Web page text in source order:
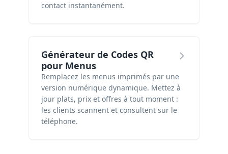
contact instantanément.
Générateur de Codes QR
pour Menus
Remplacez les menus imprimés par une
version numérique dynamique. Mettez à
jour plats, prix et offres à tout moment :
les clients scannent et consultent sur le
téléphone.